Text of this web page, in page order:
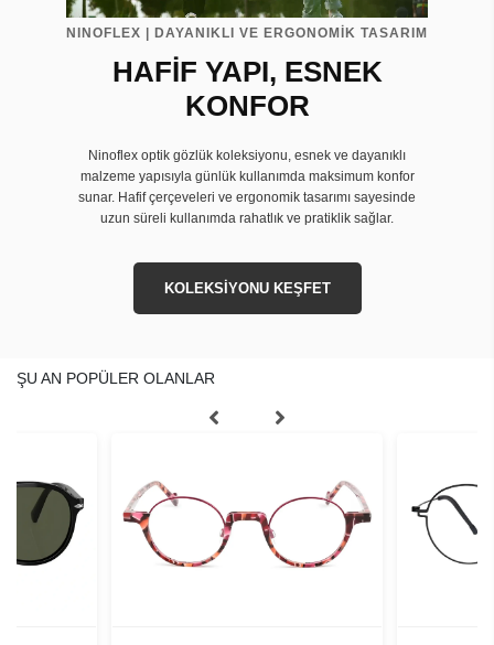
NINOFLEX | DAYANIKLI VE ERGONOMİK TASARIM
HAFİF YAPI, ESNEK
KONFOR
Ninoflex optik gözlük koleksiyonu, esnek ve dayanıklı
malzeme yapısıyla günlük kullanımda maksimum konfor
sunar. Hafif çerçeveleri ve ergonomik tasarımı sayesinde
uzun süreli kullanımda rahatlık ve pratiklik sağlar.
KOLEKSİYONU KEŞFET
ŞU AN POPÜLER OLANLAR